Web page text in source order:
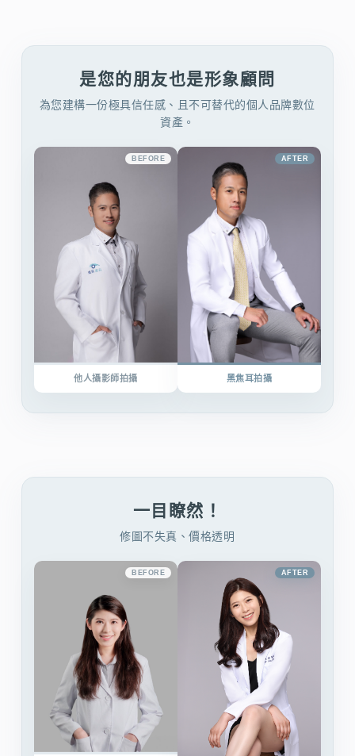
是您的朋友也是形象顧問
為您建構一份極具信任感、且不可替代的個人品牌數位
資產。
BEFORE
他人攝影師拍攝
AFTER
黑焦耳拍攝
一目瞭然！
修圖不失真、價格透明
BEFORE AFTER